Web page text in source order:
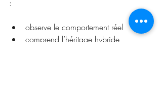
:
observe le comportement réel
comprend l’héritage hybride